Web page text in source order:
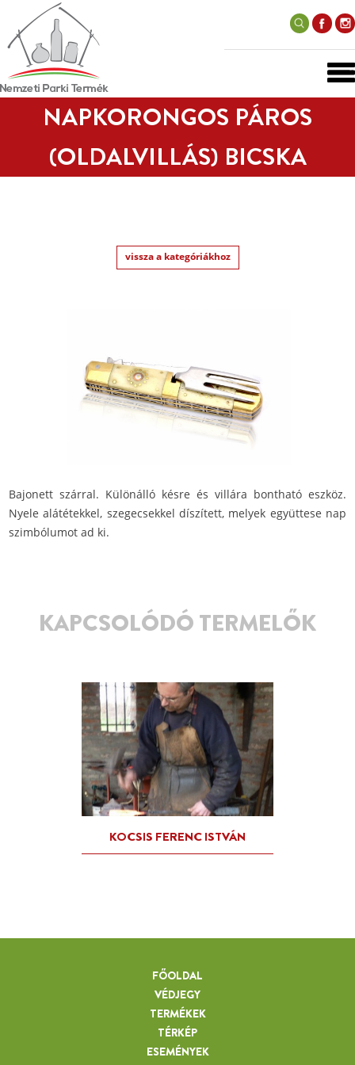
NAPKORONGOS PÁROS
(OLDALVILLÁS) BICSKA
vissza a kategóriákhoz
Bajonett szárral. Különálló késre és villára bontható eszköz.
Nyele alátétekkel, szegecsekkel díszített, melyek együttese nap
szimbólumot ad ki.
KAPCSOLÓDÓ TERMELŐK
FŐOLDAL
VÉDJEGY
TERMÉKEK
TÉRKÉP
ESEMÉNYEK